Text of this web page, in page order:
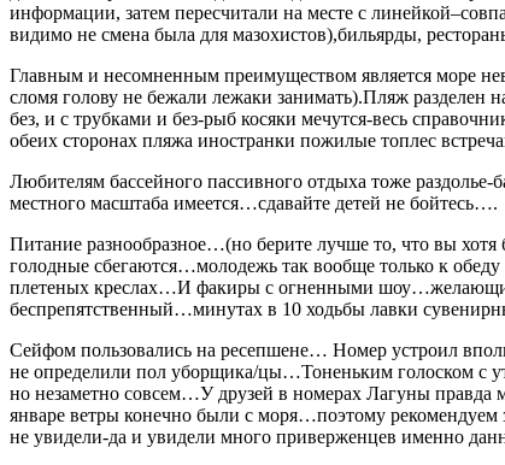
информации, затем пересчитали на месте с
видимо не смена была для мазохистов),бильярды,
Главным и несомненным преимуществом является море
сломя голову не бежали лежаки занимать).Пляж
без, и с трубками и без-рыб косяки мечутся-весь
обеих сторонах пляжа иностранки пожилые топлес
Любителям бассейного пассивного отдыха тоже
местного масштаба имеется…сдавайте детей не бойтесь….
Питание разнообразное…(но берите лучше то, что вы
голодные сбегаются…молодежь так вообще только к
плетеных креслах…И факиры с огненными шоу…желающих
беспрепятственный…минутах в 10 ходьбы лавки
Сейфом пользовались на ресепшене… Номер устроил
не определили пол уборщика/цы…Тоненьким голоском с
но незаметно совсем…У друзей в номерах Лагуны правда
январе ветры конечно были с моря…поэтому
не увидели-да и увидели много приверженцев именно